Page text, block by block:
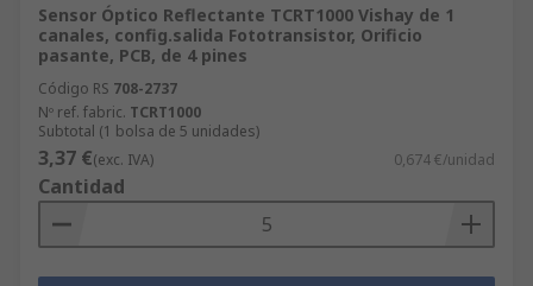
Sensor Óptico Reflectante TCRT1000 Vishay de 1
canales, config.salida Fototransistor, Orificio
pasante, PCB, de 4 pines
Código RS 708-2737
Nº ref. fabric. TCRT1000
Subtotal (1 bolsa de 5 unidades)
3,37 €(exc. IVA) 0,674 €/unidad
Cantidad